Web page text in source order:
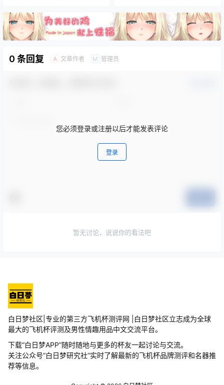
0 条回复 A 文章作者 M 管理员
您必须登录或注册以后才能发表评论
登录
暂无讨论，说说你的看法吧
白日梦社区|专业的第三方飞机杯测评网 |白日梦社区立志成为全球
最大的飞机杯评测及男性情趣用品中文交流平台。
下载“白日梦APP”随时随地与更多的杯友一起讨论与交流。
关注公众号“白日梦研究社”实时了解最新的飞机杯品牌测评和名器推
荐等信息。